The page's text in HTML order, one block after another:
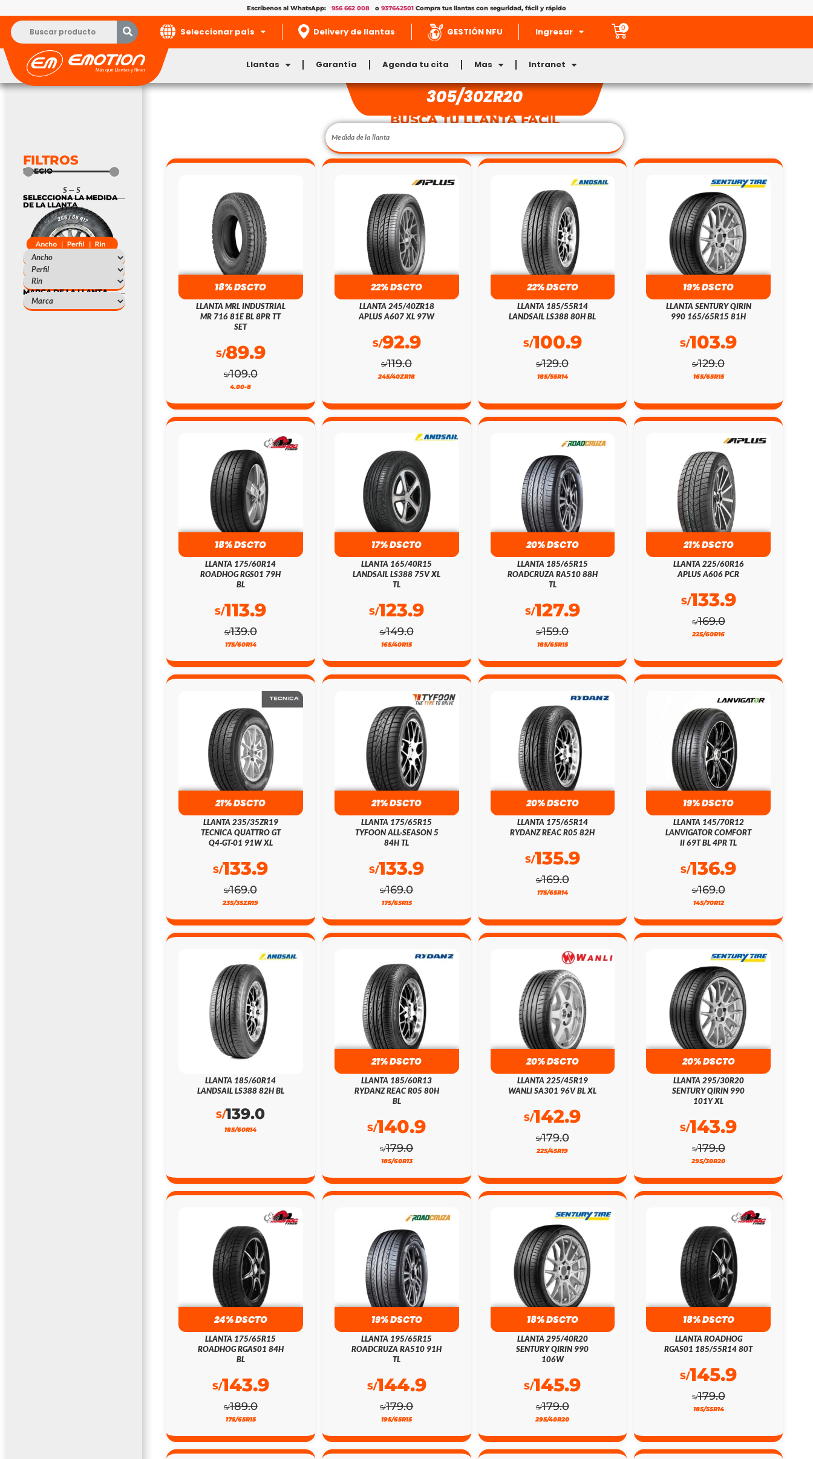
Escríbenos al WhatsApp: 956 662 008 o 937642501 Compra tus llantas con seguridad, fácil y rápido
Seleccionar país Delivery de llantas GESTIÓN NFU Ingresar 0
Llantas Garantía Agenda tu cita Mas Intranet
FILTROS
PRECIO
S —S
SELECCIONA LA MEDIDA
DE LA LLANTA
MARCA DE LA LLANTA
305/30ZR20
BUSCA TU LLANTA FÁCIL
18% DSCTO
LLANTA MRL INDUSTRIAL
MR 716 81E BL 8PR TT
SET
S/109.0
S/89.9
4.00-8
22% DSCTO
LLANTA 245/40ZR18
APLUS A607 XL 97W
S/119.0
S/92.9
245/40ZR18
22% DSCTO
LLANTA 185/55R14
LANDSAIL LS388 80H BL
S/129.0
S/100.9
185/55R14
19% DSCTO
LLANTA SENTURY QIRIN
990 165/65R15 81H
S/129.0
S/103.9
165/65R15
18% DSCTO
LLANTA 175/60R14
ROADHOG RGS01 79H
BL
S/139.0
S/113.9
175/60R14
17% DSCTO
LLANTA 165/40R15
LANDSAIL LS388 75V XL
TL
S/149.0
S/123.9
165/40R15
20% DSCTO
LLANTA 185/65R15
ROADCRUZA RA510 88H
TL
S/159.0
S/127.9
185/65R15
21% DSCTO
LLANTA 225/60R16
APLUS A606 PCR
S/169.0
S/133.9
225/60R16
21% DSCTO
LLANTA 235/35ZR19
TECNICA QUATTRO GT
Q4-GT-01 91W XL
S/169.0
S/133.9
235/35ZR19
21% DSCTO
LLANTA 175/65R15
TYFOON ALL-SEASON 5
84H TL
S/169.0
S/133.9
175/65R15
20% DSCTO
LLANTA 175/65R14
RYDANZ REAC R05 82H
S/169.0
S/135.9
175/65R14
19% DSCTO
LLANTA 145/70R12
LANVIGATOR COMFORT
II 69T BL 4PR TL
S/169.0
S/136.9
145/70R12
LLANTA 185/60R14
LANDSAIL LS388 82H BL
S/139.0
185/60R14
21% DSCTO
LLANTA 185/60R13
RYDANZ REAC R05 80H
BL
S/179.0
S/140.9
185/60R13
20% DSCTO
LLANTA 225/45R19
WANLI SA301 96V BL XL
S/179.0
S/142.9
225/45R19
20% DSCTO
LLANTA 295/30R20
SENTURY QIRIN 990
101Y XL
S/179.0
S/143.9
295/30R20
24% DSCTO
LLANTA 175/65R15
ROADHOG RGAS01 84H
BL
S/189.0
S/143.9
175/65R15
19% DSCTO
LLANTA 195/65R15
ROADCRUZA RA510 91H
TL
S/179.0
S/144.9
195/65R15
18% DSCTO
LLANTA 295/40R20
SENTURY QIRIN 990
106W
S/179.0
S/145.9
295/40R20
18% DSCTO
LLANTA ROADHOG
RGAS01 185/55R14 80T
S/179.0
S/145.9
185/55R14